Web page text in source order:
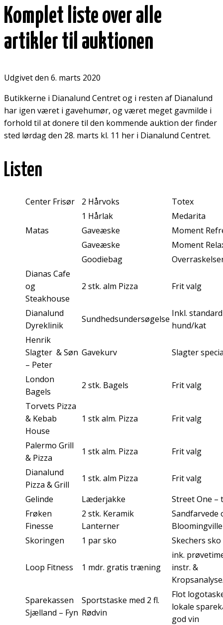
Komplet liste over alle
artikler til auktionen
Udgivet den 6. marts 2020
Butikkerne i Dianalund Centret og i resten af Dianalund
har igen været i gavehumør, og været meget gavmilde i
forhold til at donere til den kommende auktion der finder
sted lørdag den 28. marts kl. 11 her i Dianalund Centret.
Listen
Center Frisør 2 Hårvoks
Totex
1 Hårlak
Medarita
Matas
Gaveæske
Moment
Gaveæske
Moment
Goodiebag
Dianas Cafe
og
Steakhouse
2 stk. alm Pizza Frit valg
Dianalund
Dyreklinik
Sundhedsundersøgelse
Inkl.
hund/kat
Henrik
Slagter & Søn
– Peter
Gavekurv Slagter
London
Bagels
2 stk. Bagels
Frit valg
Torvets Pizza
& Kebab
House
1 stk alm. Pizza Frit valg
Palermo Grill
& Pizza
1 stk alm. Pizza
Frit valg
Dianalund
Pizza & Grill
1 stk. alm Pizza
Frit valg
Gelinde
Læderjakke
Street One –
Frøken
Finesse
2 stk. Keramik
Lanterner
Sandfarvede
Skoringen
1 par sko Skechers
Loop Fitness 1 mdr. gratis træning
ink.
instr. &
Sparekassen
Sjælland – Fyn
Sportstaske med 2 fl.
Rødvin
Flot
lokale
god vin